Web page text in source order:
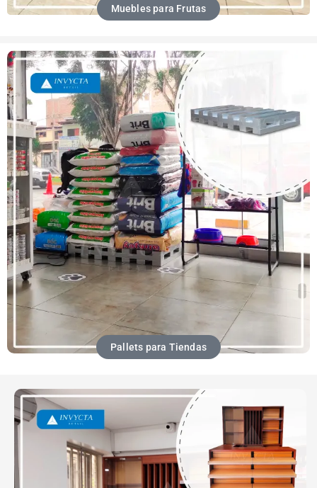
Muebles para Frutas
Pallets para Tiendas